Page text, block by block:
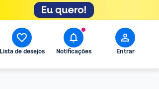
Lista de desejos Notificações Entrar